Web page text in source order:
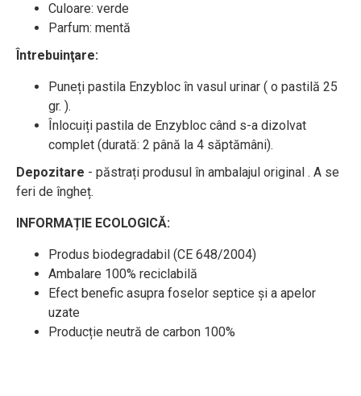
Culoare: verde
Parfum: mentă
Întrebuinţare:
Puneți pastila Enzybloc în vasul urinar ( o pastilă 25
gr. ).
Înlocuiți pastila de Enzybloc când s-a dizolvat
complet (durată: 2 până la 4 săptămâni).
Depozitare - păstrați produsul în ambalajul original . A se
feri de îngheț.
INFORMAȚIE ECOLOGICĂ:
Produs biodegradabil (CE 648/2004)
Ambalare 100% reciclabilă
Efect benefic asupra foselor septice și a apelor
uzate
Producție neutră de carbon 100%